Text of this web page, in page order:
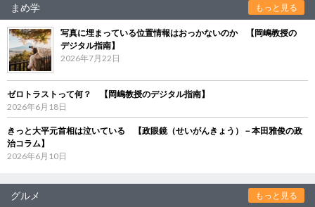
まめ学 もっと見る
写真に埋まっている位置情報はおっかないのか 【岡嶋教授の
デジタル指南】
2026年7月22日
ゼロトラストって何？ 【岡嶋教授のデジタル指南】
2026年6月18日
きっと大平元首相は泣いている 【政眼鏡（せいがんきょう）－本田雅俊の政
治コラム】
2026年6月10日
グルメ もっと見る